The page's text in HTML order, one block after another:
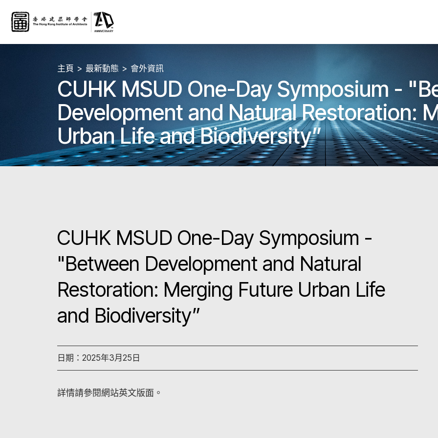
主頁 最新動態 會外資訊
CUHK MSUD One-Day Symposium -
Development and Natural Restoration:
Urban Life and Biodiversity”
CUHK MSUD One-Day Symposium -
"Between Development and Natural
Restoration: Merging Future Urban Life
and Biodiversity”
日期：2025年3月25日
詳情請參閱網站英文版面。